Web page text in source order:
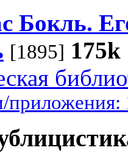
Бокль.
[1895] 175k
приложения: